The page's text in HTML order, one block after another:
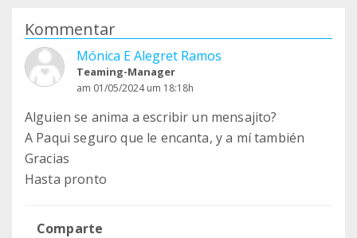
Kommentar
Mónica E Alegret Ramos
Teaming-Manager
am 01/05/2024 um 18:18h
Alguien se anima a escribir un mensajito?
A Paqui seguro que le encanta, y a mí también
Gracias
Hasta pronto
Comparte